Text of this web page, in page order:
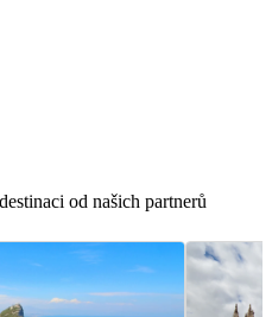
od našich partnerů